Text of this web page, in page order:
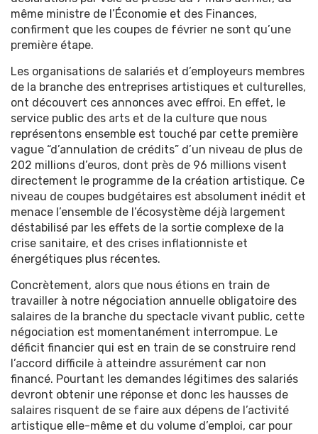
même ministre de l’Économie et des Finances,
confirment que les coupes de février ne sont qu’une
première étape.
Les organisations de salariés et d’employeurs membres
de la branche des entreprises artistiques et culturelles,
ont découvert ces annonces avec effroi. En effet, le
service public des arts et de la culture que nous
représentons ensemble est touché par cette première
vague “d’annulation de crédits” d’un niveau de plus de
202 millions d’euros, dont près de 96 millions visent
directement le programme de la création artistique. Ce
niveau de coupes budgétaires est absolument inédit et
menace l’ensemble de l’écosystème déjà largement
déstabilisé par les effets de la sortie complexe de la
crise sanitaire, et des crises inflationniste et
énergétiques plus récentes.
Concrètement, alors que nous étions en train de
travailler à notre négociation annuelle obligatoire des
salaires de la branche du spectacle vivant public, cette
négociation est momentanément interrompue. Le
déficit financier qui est en train de se construire rend
l’accord difficile à atteindre assurément car non
financé. Pourtant les demandes légitimes des salariés
devront obtenir une réponse et donc les hausses de
salaires risquent de se faire aux dépens de l’activité
artistique elle-même et du volume d’emploi, car pour